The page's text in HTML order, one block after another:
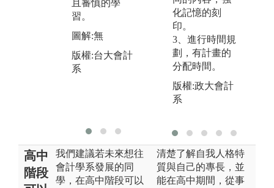
且審慎的學
習。
圖解:無
版權:台大會計
系
此協助、相互
支持、共同合
作，因此需要
熟練地學習和
運用人際技
能。
圖解:無
化記憶的刻
印。
3、進行時間規
劃，有計畫的
分配時間。
版權:政大會計
系
高中
階段
我們建議若未來想往
會計學系發展的同
學，在高中階段可以
清楚了解自我人格特
質與自己的專長，並
能在高中期間，從事